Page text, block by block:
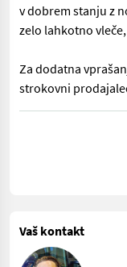
v dobrem stanju z
zelo lahkotno
Za dodatna
strokovni
Krone AM 283 S
Vaš kontakt